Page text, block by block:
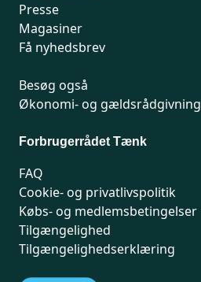
Presse
Magasiner
Få nyhedsbrev
Besøg også
Økonomi- og gældsrådgivning
Forbrugerrådet Tænk
FAQ
Cookie- og privatlivspolitik
Købs- og medlemsbetingelser
Tilgængelighed
Tilgængelighedserklæring